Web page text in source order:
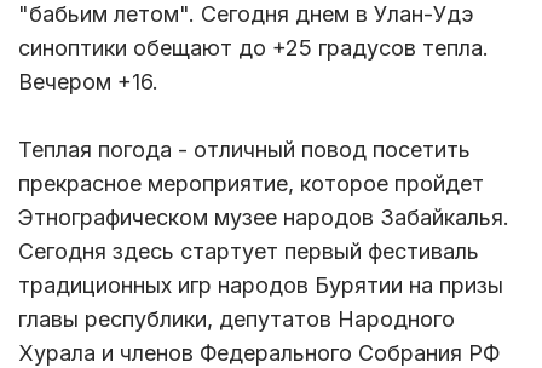
"бабьим летом". Сегодня днем в Улан-Удэ
синоптики обещают до +25 градусов тепла.
Вечером +16.
Теплая погода - отличный повод посетить
прекрасное мероприятие, которое пройдет
Этнографическом музее народов Забайкалья.
Сегодня здесь стартует первый фестиваль
традиционных игр народов Бурятии на призы
главы республики, депутатов Народного
Хурала и членов Федерального Собрания РФ